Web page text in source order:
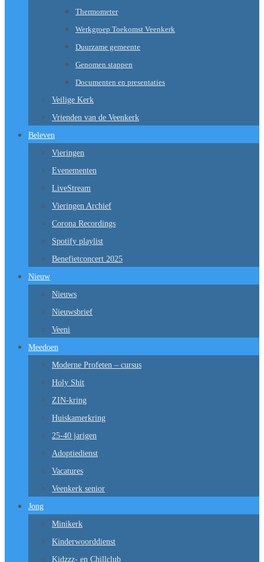
Thermometer
Werkgroep Toekomst Veenkerk
Duurzame gemeente
Genomen stappen
Documenten en presentaties
Veilige Kerk
Vrienden van de Veenkerk
Beleven
Vieringen
Evenementen
LiveStream
Vieringen Archief
Corona Recordings
Spotify playlist
Benefietconcert 2025
Nieuw
Nieuws
Nieuwsbrief
Veeni
Meedoen
Moderne Profeten – cursus
Holy Shit
ZIN-kring
Huiskamerkring
25-40 jarigen
Adoptiedienst
Vacatures
Veenkerk senior
Jong
Minikerk
Kinderwoorddienst
Kidzzz- en Chillclub